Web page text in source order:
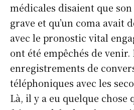
médicales disaient que
grave et qu’un coma avait
avec le pronostic vital
ont été empêchés de venir.
enregistrements de
téléphoniques avec les
Là, il y a eu quelque chose